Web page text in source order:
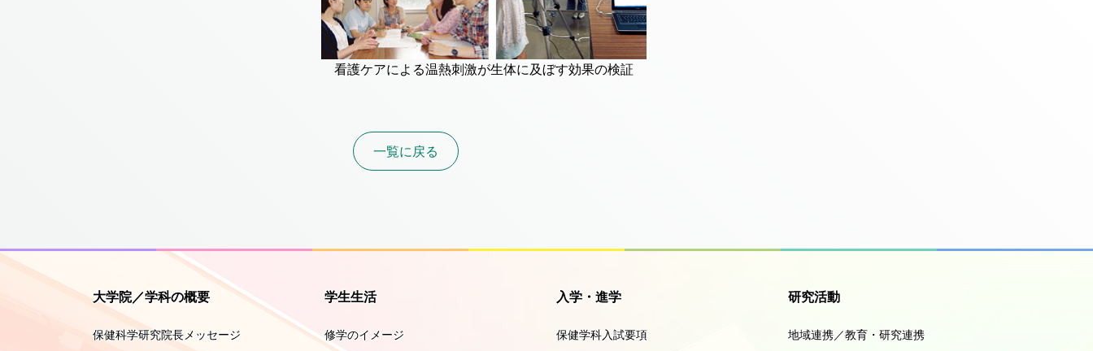
看護ケアによる温熱刺激が生体に及ぼす効果の検証
一覧に戻る
大学院／学科の概要
保健科学研究院長メッセージ
学生生活
修学のイメージ
入学・進学
保健学科入試要項
研究活動
地域連携／教育・研究連携